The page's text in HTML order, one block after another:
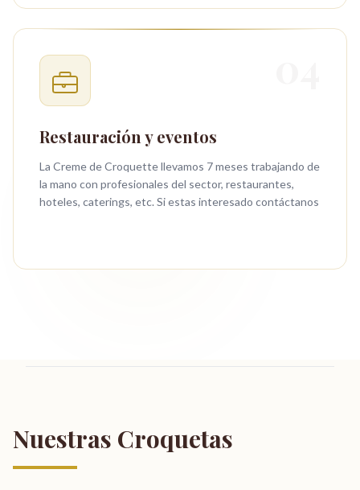
Restauración y eventos
La Creme de Croquette llevamos 7 meses trabajando de
la mano con profesionales del sector, restaurantes,
hoteles, caterings, etc. Si estas interesado contáctanos
Nuestras Croquetas